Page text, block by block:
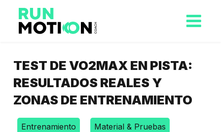
TEST DE VO2MAX EN PISTA:
RESULTADOS REALES Y
ZONAS DE ENTRENAMIENTO
Entrenamiento Material & Pruebas